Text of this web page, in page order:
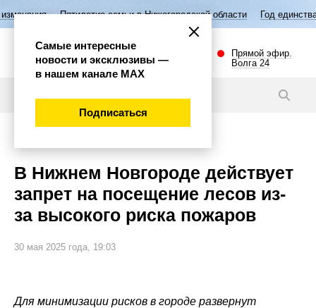
семьи в Нижегородской области Год единства народов России
Прямой эфир.
Волга 24
В Нижнем Новгороде действует
запрет на посещение лесов из-
за высокого риска пожаров
30 мая 2025 года, 19:03
Для минимизации рисков в городе развернут
Самые интересные
новости и эксклюзивы —
в нашем канале МАХ
Подписаться